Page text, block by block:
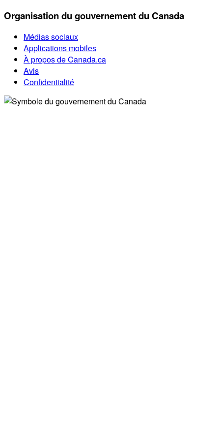
Organisation du gouvernement du Canada
Médias sociaux
Applications mobiles
À propos de Canada.ca
Avis
Confidentialité